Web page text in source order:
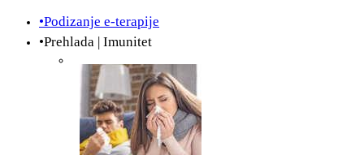
•Podizanje e-terapije
•Prehlada | Imunitet